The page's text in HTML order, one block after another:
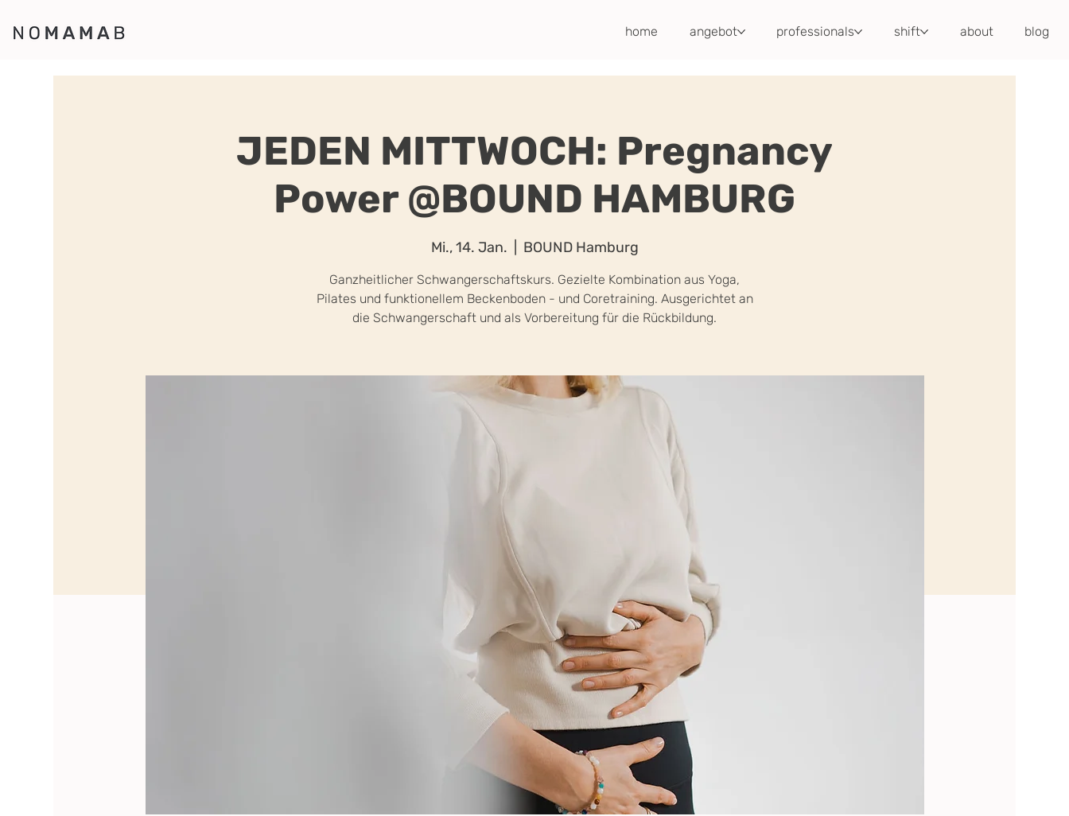
home angebot professionals shift about blog
JEDEN MITTWOCH: Pregnancy
Power @BOUND HAMBURG
Mi., 14. Jan. BOUND Hamburg
Ganzheitlicher Schwangerschaftskurs. Gezielte Kombination aus Yoga,
Pilates und funktionellem Beckenboden - und Coretraining. Ausgerichtet an
die Schwangerschaft und als Vorbereitung für die Rückbildung.